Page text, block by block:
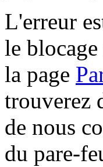
L'erreur
le
la page
trouverez
de nous
du pare-